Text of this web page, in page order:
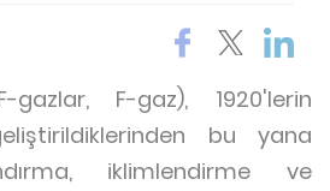
F-gaz), 1920'lerin
bu yana
iklimlendirme ve